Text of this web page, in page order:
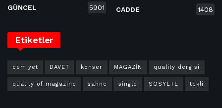
GÜNCEL 5901 CADDE 1408
Etiketler
cemiyet DAVET konser MAGAZİN quality dergisi
quality of magazine sahne single SOSYETE tekli